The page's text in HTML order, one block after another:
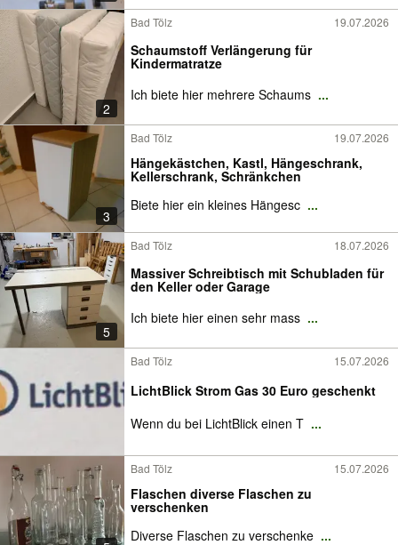
2
Bad Tölz 19.07.2026
Schaumstoff Verlängerung für
Kindermatratze
Ich biete hier mehrere Schaums ...
3
Bad Tölz 19.07.2026
Hängekästchen, Kastl, Hängeschrank,
Kellerschrank, Schränkchen
Biete hier ein kleines Hängesc ...
5
Bad Tölz 18.07.2026
Massiver Schreibtisch mit Schubladen für
den Keller oder Garage
Ich biete hier einen sehr mass ...
Bad Tölz 15.07.2026
LichtBlick Strom Gas 30 Euro geschenkt
Wenn du bei LichtBlick einen T ...
Bad Tölz 15.07.2026
Flaschen diverse Flaschen zu
verschenken
Diverse Flaschen zu verschenke ...